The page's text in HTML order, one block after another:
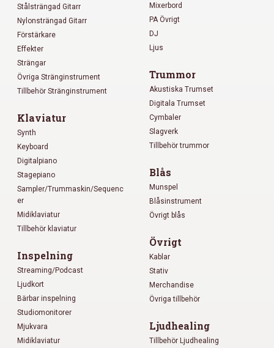
Stålsträngad Gitarr
Nylonsträngad Gitarr
Förstärkare
Effekter
Strängar
Övriga Stränginstrument
Tillbehör Stränginstrument
Klaviatur
Synth
Keyboard
Digitalpiano
Stagepiano
Sampler/Trummaskin/Sequenc
er
Midiklaviatur
Tillbehör klaviatur
Inspelning
Streaming/Podcast
Ljudkort
Bärbar inspelning
Studiomonitorer
Mjukvara
Midiklaviatur
Mixerbord
PA Övrigt
DJ
Ljus
Trummor
Akustiska Trumset
Digitala Trumset
Cymbaler
Slagverk
Tillbehör trummor
Blås
Munspel
Blåsinstrument
Övrigt blås
Övrigt
Kablar
Stativ
Merchandise
Övriga tillbehör
Ljudhealing
Tillbehör Ljudhealing